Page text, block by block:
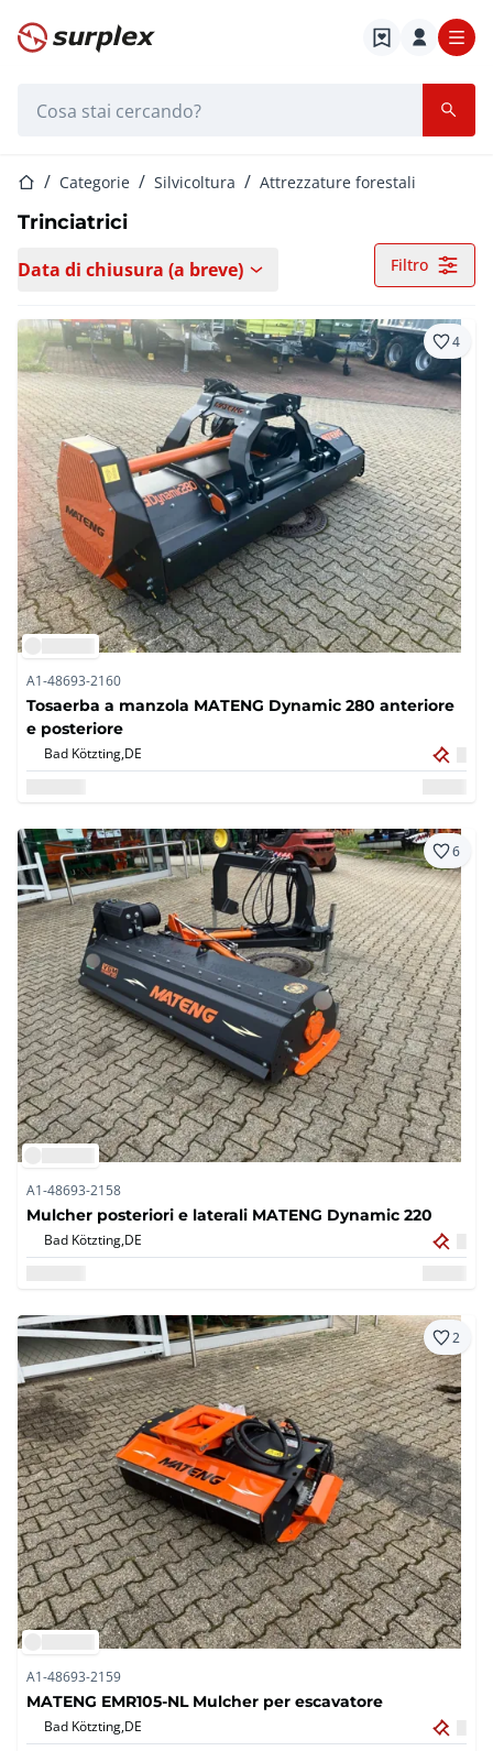
Home
Home Categorie Silvicoltura Attrezzature forestali
Trinciatrici
Data di chiusura (a breve) Filtro
4
A1-48693-2160
Tosaerba a manzola MATENG Dynamic 280 anteriore
e posteriore
Bad Kötzting,DE
6
A1-48693-2158
Mulcher posteriori e laterali MATENG Dynamic 220
Bad Kötzting,DE
2
A1-48693-2159
MATENG EMR105-NL Mulcher per escavatore
Bad Kötzting,DE